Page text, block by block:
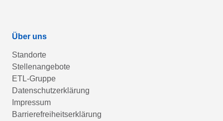
Über uns
Standorte
Stellenangebote
ETL-Gruppe
Datenschutzerklärung
Impressum
Barrierefreiheitserklärung